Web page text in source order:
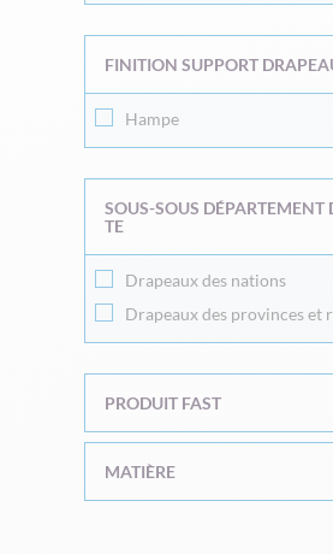
FINITION SUPPORT
Hampe
SOUS-SOUS DÉPARTEMENT
TE
Drapeaux des nations
Drapeaux des provinces et
PRODUIT FAST
MATIÈRE